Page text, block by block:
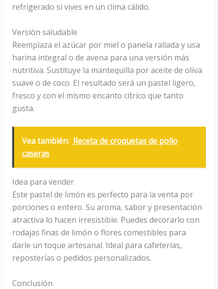
refrigerado si vives en un clima cálido.
Versión saludable
Reemplaza el azúcar por miel o panela rallada y usa
harina integral o de avena para una versión más
nutritiva. Sustituye la mantequilla por aceite de oliva
suave o de coco. El resultado será un pastel ligero,
fresco y con el mismo encanto cítrico que tanto
gusta.
Vea también: Receta de croquetas de pollo
caseras
Idea para vender
Este pastel de limón es perfecto para la venta por
porciones o entero. Su aroma, sabor y presentación
atractiva lo hacen irresistible. Puedes decorarlo con
rodajas finas de limón o flores comestibles para
darle un toque artesanal. Ideal para cafeterías,
reposterías o pedidos personalizados.
Conclusión